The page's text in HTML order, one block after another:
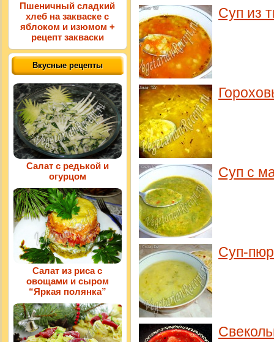
Суп из
Суп с
Суп-
Пшеничный сладкий
хлеб на закваске с
яблоком и изюмом +
рецепт закваски
Вкусные рецепты
Салат с редькой и
огурцом
Салат из риса с
овощами и сыром
“Яркая полянка”